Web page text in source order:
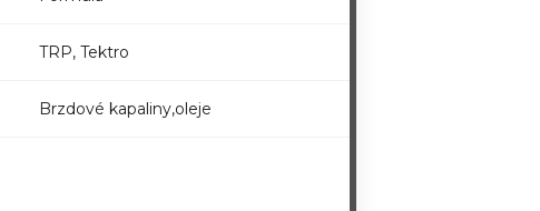
TRP, Tektro
Brzdové kapaliny,oleje